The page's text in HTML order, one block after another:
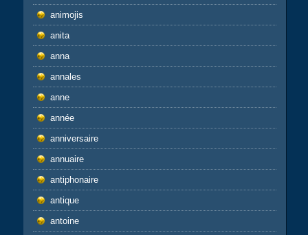
animojis
anita
anna
annales
anne
année
anniversaire
annuaire
antiphonaire
antique
antoine